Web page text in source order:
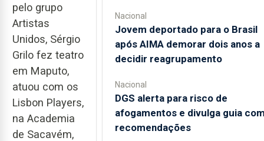
pelo grupo
Artistas
Unidos, Sérgio
Grilo fez teatro
em Maputo,
atuou com os
Lisbon Players,
na Academia
de Sacavém,
Nacional
Jovem deportado para o Brasil
após AIMA demorar dois anos a
decidir reagrupamento
Nacional
DGS alerta para risco de
afogamentos e divulga guia
recomendações